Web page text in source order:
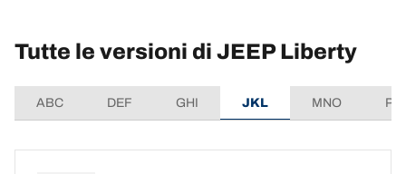
Tutte le versioni di JEEP Liberty
ABC DEF GHI JKL MNO